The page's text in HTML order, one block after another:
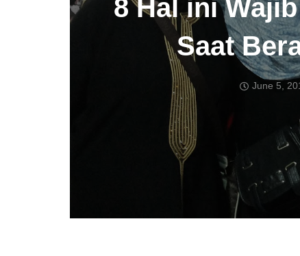
8 Hal ini
Saat
June 5,